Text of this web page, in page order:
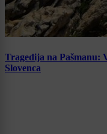
Tragedija na Pašmanu:
Slovenca